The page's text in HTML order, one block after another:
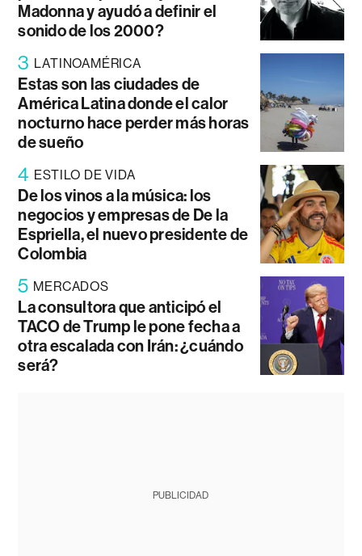
Madonna y ayudó a definir el
sonido de los 2000?
3 LATINOAMÉRICA
Estas son las ciudades de
América Latina donde el calor
nocturno hace perder más horas
de sueño
4 ESTILO DE VIDA
De los vinos a la música: los
negocios y empresas de De la
Espriella, el nuevo presidente de
Colombia
5 MERCADOS
La consultora que anticipó el
TACO de Trump le pone fecha a
otra escalada con Irán: ¿cuándo
será?
PUBLICIDAD